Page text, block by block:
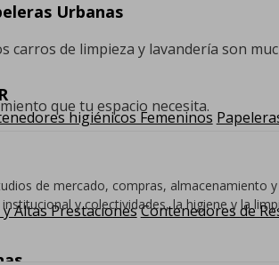
Urbanas
higiénicos Femeninos
Altas PrestacionesContenedores de
de limpieza y lavandería son
que tu espacio necesita.
de mercado, compras, almacenamiento
y colectividades, la higiene y la